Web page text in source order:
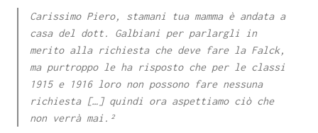
Carissimo Piero, stamani tua mamma è andata a
casa del dott. Galbiani per parlargli in
merito alla richiesta che deve fare la Falck,
ma purtroppo le ha risposto che per le classi
1915 e 1916 loro non possono fare nessuna
richiesta […] quindi ora aspettiamo ciò che
non verrà mai.²